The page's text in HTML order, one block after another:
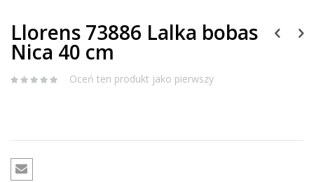
Llorens 73886 Lalka bobas
Nica 40 cm
Oceń ten produkt jako pierwszy